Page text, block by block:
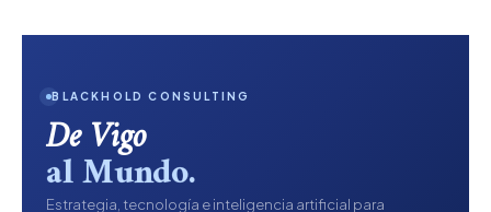
BLACKHOLD CONSULTING
De Vigo
al Mundo.
Estrategia, tecnología e inteligencia artificial para